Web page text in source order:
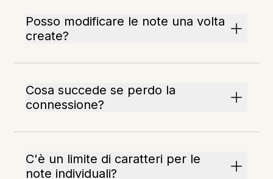
Posso modificare le note una volta
create?
Cosa succede se perdo la
connessione?
C'è un limite di caratteri per le
note individuali?